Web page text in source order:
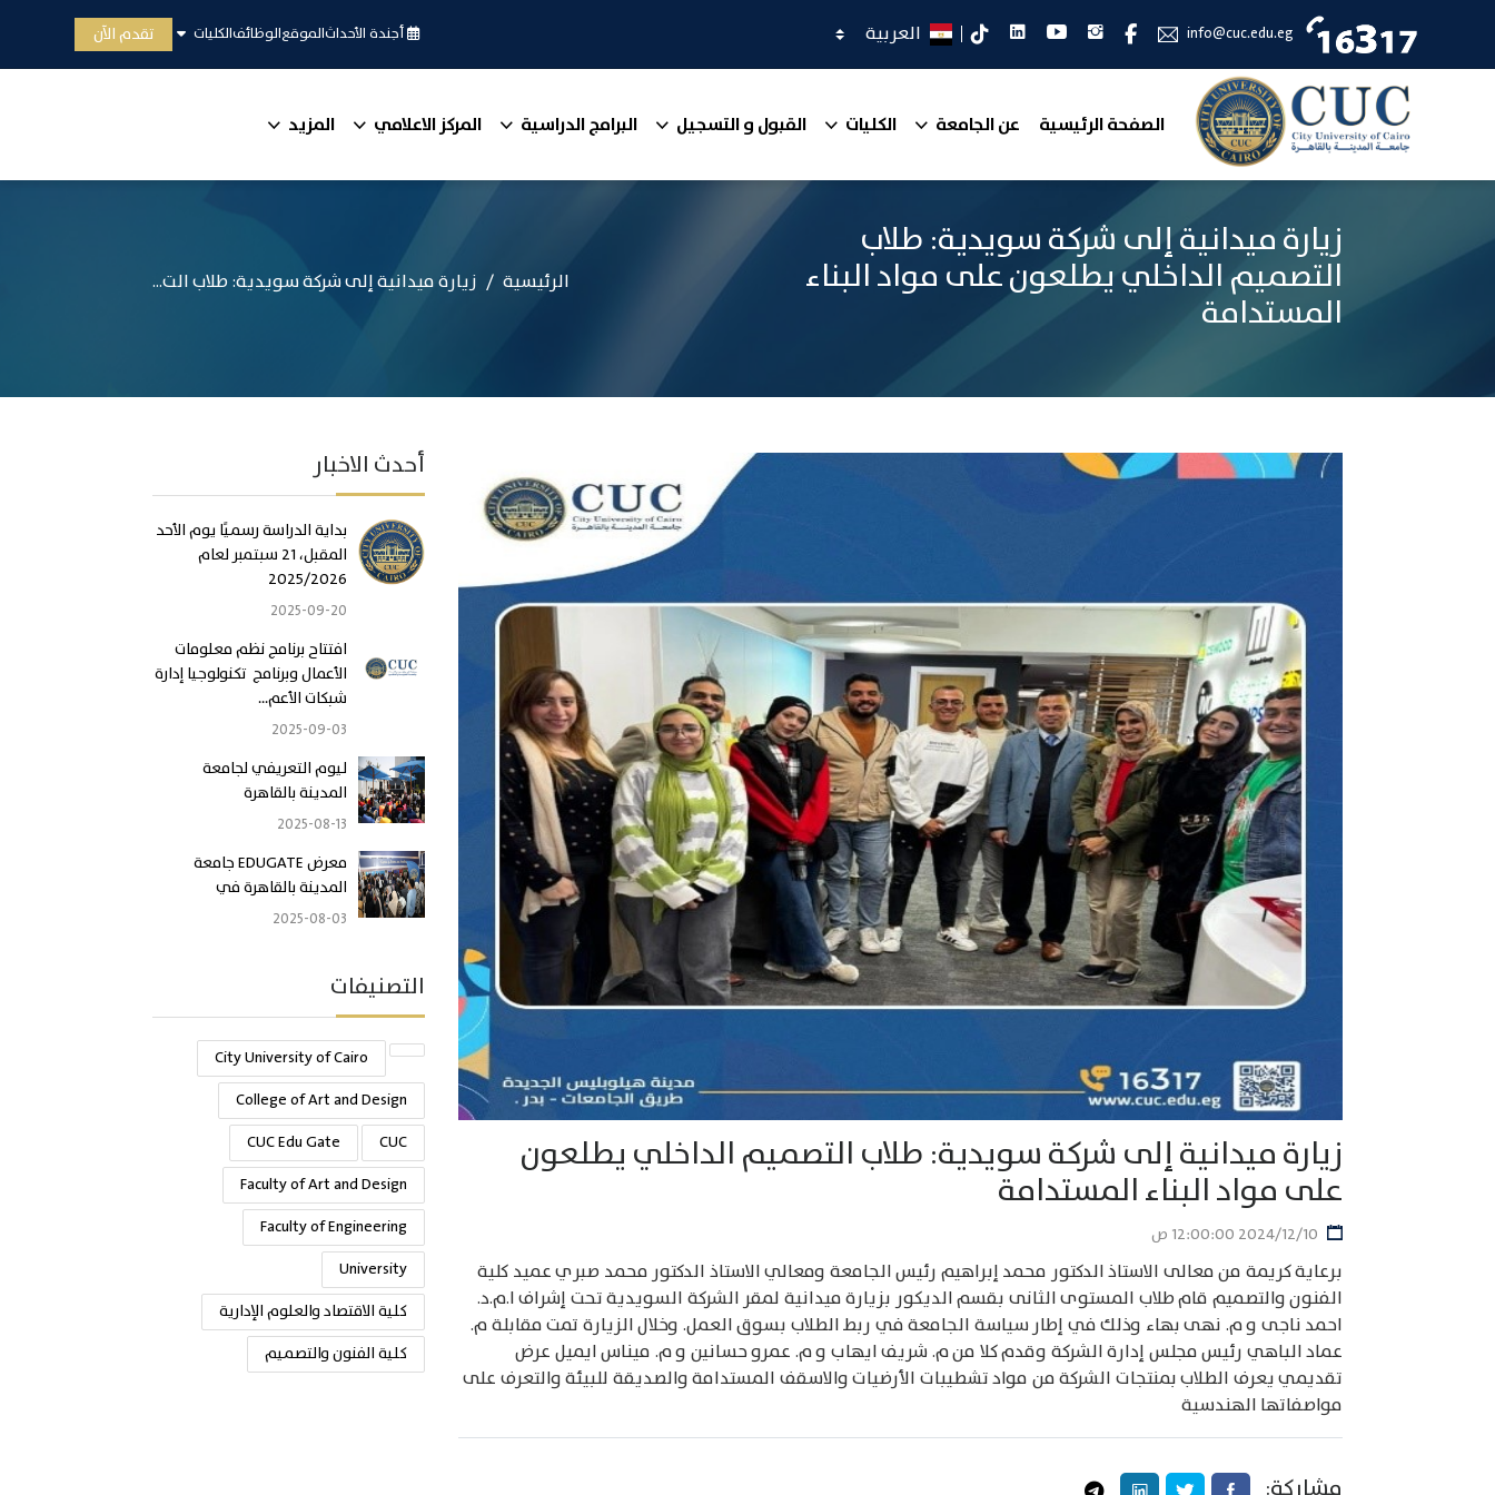
info@cuc.edu.eg فيس بوكانستجراميوتيوبلينكدانتيك توكاختر اللغة أجندة الأحداثالموقعالوظائفالكليات تقدم الآن
الصفحة الرئيسية عن الجامعة الكليات القبول و التسجيل البرامج الدراسية المركز الاعلامي المزيد
زيارة ميدانية إلى شركة سويدية: طلاب
التصميم الداخلي يطلعون على مواد البناء
المستدامة
الرئيسية زيارة ميدانية إلى شركة سويدية: طلاب الت...
زيارة ميدانية إلى شركة سويدية: طلاب التصميم الداخلي يطلعون
على مواد البناء المستدامة
10‏‏/12‏‏/2024 12:00:00 ص
برعاية كريمة من معالى الاستاذ الدكتور محمد إبراهيم رئيس الجامعة ومعالي الاستاذ الدكتور محمد صبري عميد كلية
الفنون والتصميم قام طلاب المستوى الثانى بقسم الديكور بزيارة ميدانية لمقر الشركة السويدية تحت إشراف ا.م.د.
احمد ناجى و م. نهى بهاء وذلك في إطار سياسة الجامعة في ربط الطلاب بسوق العمل. وخلال الزيارة تمت مقابلة م.
عماد الباهي رئيس مجلس إدارة الشركة وقدم كلا من م. شريف ايهاب و م. عمرو حسانين و م. ميناس ايميل عرض
تقديمي يعرف الطلاب بمنتجات الشركة من مواد تشطيبات الأرضيات والاسقف المستدامة والصديقة للبيئة والتعرف على
مواصفاتها الهندسية
أحدث الاخبار
بداية الدراسة رسميًا يوم الأحد
المقبل، 21 سبتمبر لعام
2025/2026
2025-09-20
افتتاح برنامج نظم معلومات
الأعمال وبرنامج تكنولوجيا إدارة
شبكات الأعم...
2025-09-03
ليوم التعريفي لجامعة
المدينة بالقاهرة
2025-08-13
معرض EDUGATE جامعة
المدينة بالقاهرة في
2025-08-03
التصنيفات
City University of Cairo
College of Art and Design
CUC
CUC Edu Gate
Faculty of Art and Design
Faculty of Engineering
University
كلية الاقتصاد والعلوم الإدارية
كلية الفنون والتصميم